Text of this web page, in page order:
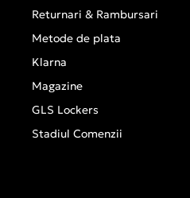
Returnari & Rambursari
Metode de plata
Klarna
Magazine
GLS Lockers
Stadiul Comenzii